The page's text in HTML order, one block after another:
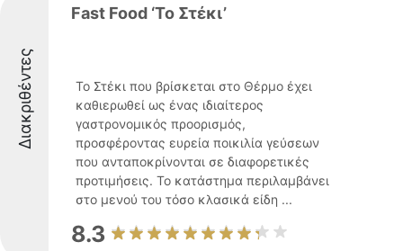
Διακριθέντες
Fast Food ‘Το Στέκι’
Το Στέκι που βρίσκεται στο Θέρμο έχει
καθιερωθεί ως ένας ιδιαίτερος
γαστρονομικός προορισμός,
προσφέροντας ευρεία ποικιλία γεύσεων
που ανταποκρίνονται σε διαφορετικές
προτιμήσεις. Το κατάστημα περιλαμβάνει
στο μενού του τόσο κλασικά είδη ...
8.3